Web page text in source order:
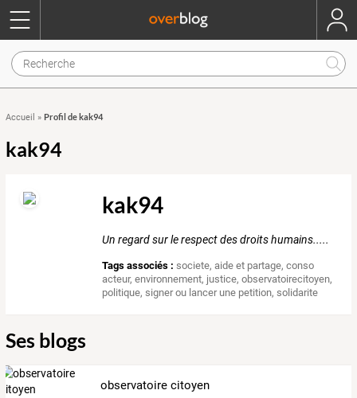
Accueil » Profil de kak94
kak94
kak94
Un regard sur le respect des droits humains.....
Tags associés : societe,aide et partage,conso
acteur,environnement, justice,observatoirecitoyen,
politique,signer ou lancer une petition,solidarite
Ses blogs
observatoire citoyen